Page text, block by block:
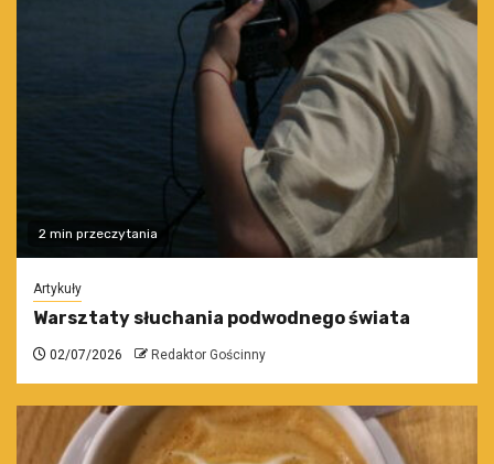
2 min przeczytania
Artykuły
Warsztaty słuchania podwodnego świata
02/07/2026 Redaktor Gościnny